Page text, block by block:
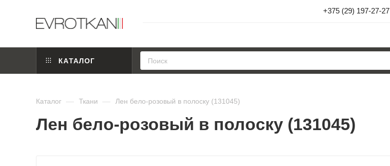
+375 (29) 197-27-27
КАТАЛОГ
Каталог — Ткани — Лен бело-розовый в полоску (131045)
Лен бело-розовый в полоску (131045)